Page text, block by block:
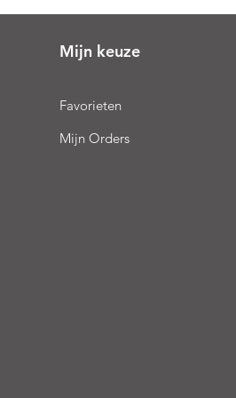
Mijn keuze
Favorieten
Mijn Orders